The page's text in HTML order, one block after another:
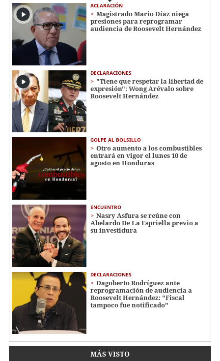
ACLARACIÓN
Magistrado Mario Díaz niega
presiones para reprogramar
audiencia de Roosevelt Hernández
DECLARACIONES
"Tiene que respetar la libertad de
expresión": Wong Arévalo sobre
Roosevelt Hernández
GOLPE AL BOLSILLO
Otro aumento a los combustibles
entrará en vigor el lunes 10 de
agosto en Honduras
ENCUENTRO
Nasry Asfura se reúne con
Abelardo De La Espriella previo a
su investidura
DECLARACIONES
Dagoberto Rodríguez ante
reprogramación de audiencia a
Roosevelt Hernández: "Fiscal
tampoco fue notificado"
MÁS VISTO